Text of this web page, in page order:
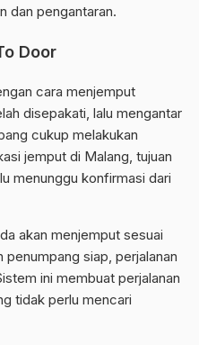
dan pengantaran.
Door
cara menjemput
disepakati, lalu mengantar
cukup melakukan
jemput di Malang, tujuan
menunggu konfirmasi dari
akan menjemput sesuai
penumpang siap, perjalanan
ini membuat perjalanan
tidak perlu mencari